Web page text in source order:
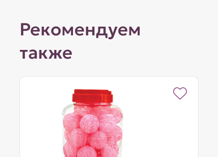
Рекомендуем
также